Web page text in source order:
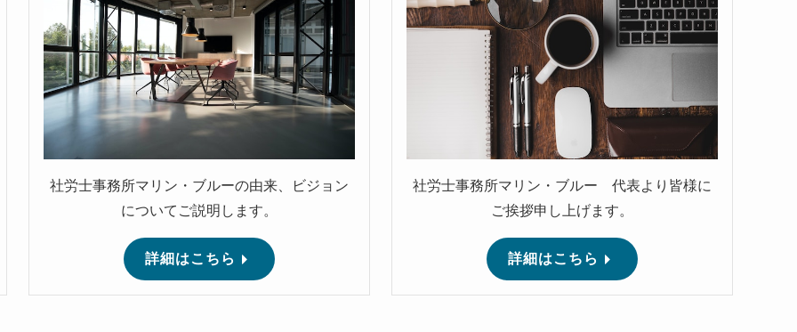
社労士事務所マリン・ブルーの由来、ビジョン
についてご説明します。
詳細はこちら
社労士事務所マリン・ブルー 代表より皆様に
ご挨拶申し上げます。
詳細はこちら